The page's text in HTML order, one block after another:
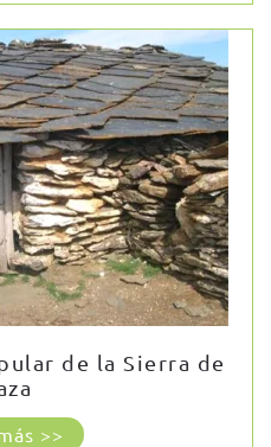
de la Sierra de
>>